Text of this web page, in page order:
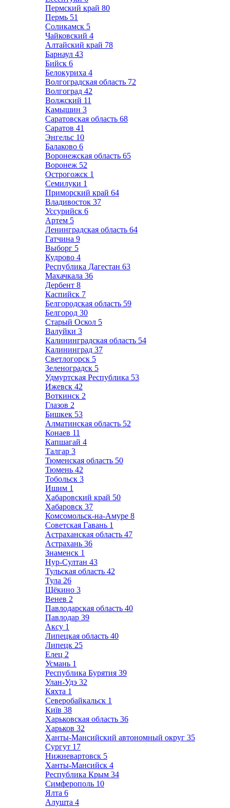
Пермский край 80
Пермь 51
Соликамск 5
Чайковский 4
Алтайский край 78
Барнаул 43
Бийск 6
Белокуриха 4
Волгоградская область 72
Волгоград 42
Волжский 11
Камышин 3
Саратовская область 68
Саратов 41
Энгельс 10
Балаково 6
Воронежская область 65
Воронеж 52
Острогожск 1
Семилуки 1
Приморский край 64
Владивосток 37
Уссурийск 6
Артем 5
Ленинградская область 64
Гатчина 9
Выборг 5
Кудрово 4
Республика Дагестан 63
Махачкала 36
Дербент 8
Каспийск 7
Белгородская область 59
Белгород 30
Старый Оскол 5
Валуйки 3
Калининградская область 54
Калининград 37
Светлогорск 5
Зеленоградск 5
Удмуртская Республика 53
Ижевск 42
Воткинск 2
Глазов 2
Бишкек 53
Алматинская область 52
Конаев 11
Капшагай 4
Талгар 3
Тюменская область 50
Тюмень 42
Тобольск 3
Ишим 1
Хабаровский край 50
Хабаровск 37
Комсомольск-на-Амуре 8
Советская Гавань 1
Астраханская область 47
Астрахань 36
Знаменск 1
Нур-Султан 43
Тульская область 42
Тула 26
Щёкино 3
Венев 2
Павлодарская область 40
Павлодар 39
Аксу 1
Липецкая область 40
Липецк 25
Елец 2
Усмань 1
Республика Бурятия 39
Улан-Удэ 32
Кяхта 1
Северобайкальск 1
Київ 38
Харьковская область 36
Харьков 32
Ханты-Мансийский автономный округ 35
Сургут 17
Нижневартовск 5
Ханты-Мансийск 4
Республика Крым 34
Симферополь 10
Ялта 6
Алушта 4